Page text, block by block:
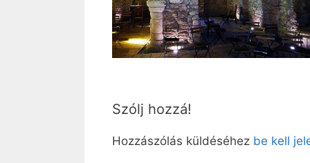
Szólj hozzá!
Hozzászólás küldéséhez be kell